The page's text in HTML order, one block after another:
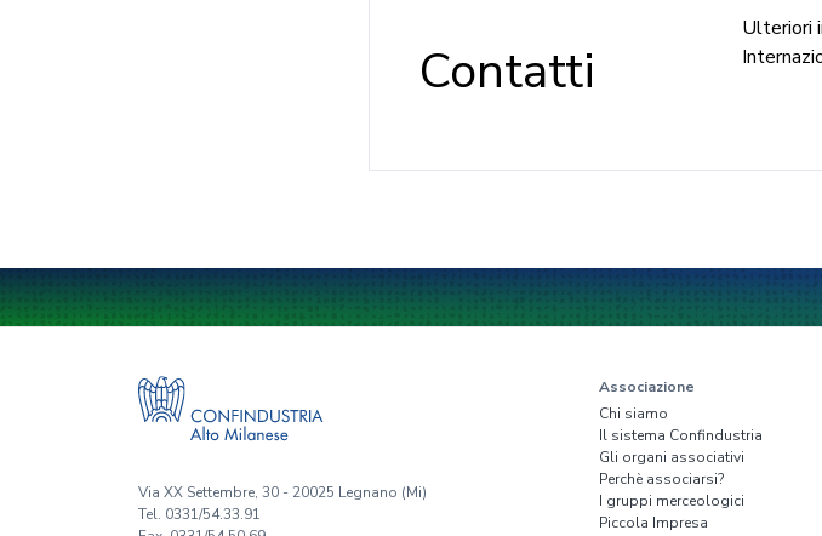
Contatti
Ulteriori
Via XX Settembre, 30 - 20025 Legnano (Mi)
Tel. 0331/54.33.91
Associazione
Chi siamo
Il sistema Confindustria
Gli organi associativi
Perchè associarsi?
I gruppi merceologici
Piccola Impresa